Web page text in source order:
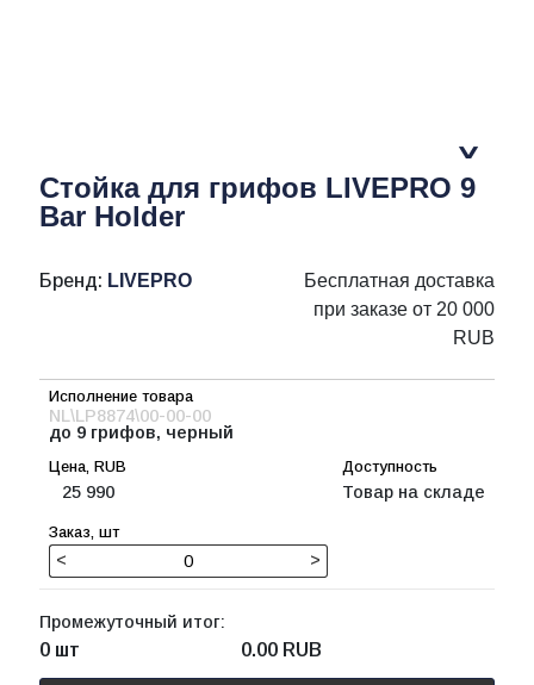
Стойка для грифов LIVEPRO 9
Bar Holder
Бренд: LIVEPRO
Бесплатная доставка
при заказе от 20 000
RUB
NL\LP8874\00-00-00
до 9 грифов, черный
25 990 Товар на складе
< >
Промежуточный итог:
0 шт 0.00 RUB